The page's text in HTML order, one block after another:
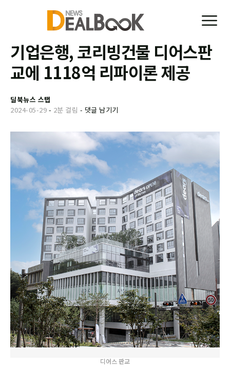
기업은행, 코리빙건물 디어스판
교에 1118억 리파이론 제공
딜북뉴스 스탭
2024-05-29 - 2분 걸림 - 댓글 남기기
디어스 판교